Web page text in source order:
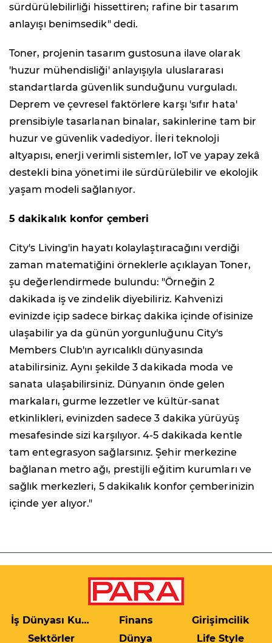
sürdürülebilirliği hissettiren; rafine bir tasarım
anlayışı benimsedik" dedi.
Toner, projenin tasarım gustosuna ilave olarak
'huzur mühendisliği' anlayışıyla uluslararası
standartlarda güvenlik sunduğunu vurguladı.
Deprem ve çevresel faktörlere karşı 'sıfır hata'
prensibiyle tasarlanan binalar, sakinlerine tam bir
huzur ve güvenlik vadediyor. İleri teknoloji
altyapısı, enerji verimli sistemler, IoT ve yapay zekâ
destekli bina yönetimi ile sürdürülebilir ve ekolojik
yaşam modeli sağlanıyor.
5 dakikalık konfor çemberi
City's Living'in hayatı kolaylaştıracağını verdiği
zaman matematiğini örneklerle açıklayan Toner,
şu değerlendirmede bulundu: "Örneğin 2
dakikada iş ve zindelik diyebiliriz. Kahvenizi
evinizde içip sadece birkaç dakika içinde ofisinize
ulaşabilir ya da günün yorgunluğunu City's
Members Club'ın ayrıcalıklı dünyasında
atabilirsiniz. Aynı şekilde 3 dakikada moda ve
sanata ulaşabilirsiniz. Dünyanın önde gelen
markaları, gurme lezzetler ve kültür-sanat
etkinlikleri, evinizden sadece 3 dakika yürüyüş
mesafesinde sizi karşılıyor. 4-5 dakikada kentle
tam entegrasyon sağlarsınız. Şehir merkezine
bağlanan metro ağı, prestijli eğitim kurumları ve
sağlık merkezleri, 5 dakikalık konfor çemberinizin
içinde yer alıyor."
İş Dünyası Kulis Finans
Girişimcilik
Sektörler
Dünya Life Style